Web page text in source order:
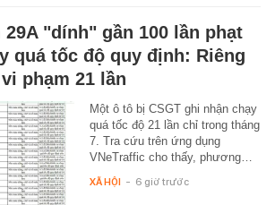
"dính" gần 100 lần phạt
quá tốc độ quy định: Riêng
phạm 21 lần
Một ô tô bị CSGT ghi nhận chạy
quá tốc độ 21 lần chỉ trong tháng
7. Tra cứu trên ứng dụng
VNeTraffic cho thấy, phương…
XÃ HỘI - 6 giờ trước